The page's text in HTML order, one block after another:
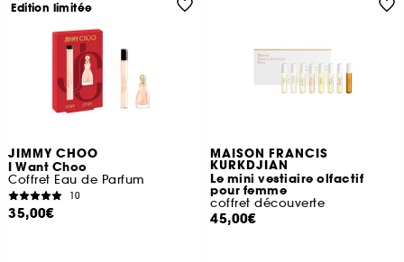
JIMMY CHOO
I Want Choo
Coffret Eau de Parfum
10
35,00€
Edition limitée
MAISON FRANCIS
KURKDJIAN
Le mini vestiaire olfactif
pour femme
coffret découverte
45,00€